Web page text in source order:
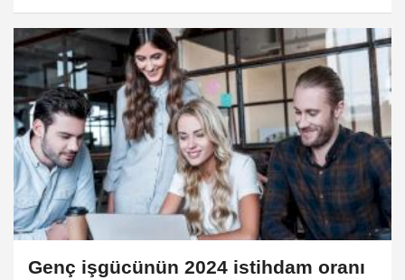
Genç işgücünün 2024 istihdam oranı